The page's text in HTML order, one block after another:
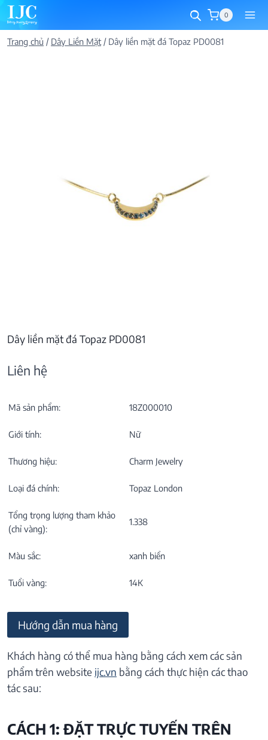
Skip
to
content
0
Trang chủ / Dây Liền Mặt/ Dây liền mặt đá Topaz PD0081
Dây liền mặt đá Topaz PD0081
Liên hệ
Mã sản phẩm: 18Z000010
Giới tính: Nữ
Thương hiệu: Charm Jewelry
Loại đá chính: Topaz London
Tổng trọng lượng tham khảo
(chỉ vàng):
1.338
Màu sắc: xanh biển
Tuổi vàng: 14K
Hướng dẫn mua hàng
Khách hàng có thể mua hàng bằng cách xem các sản
phẩm trên website ijc.vn bằng cách thực hiện các thao
tác sau:
CÁCH 1: ĐẶT TRỰC TUYẾN TRÊN